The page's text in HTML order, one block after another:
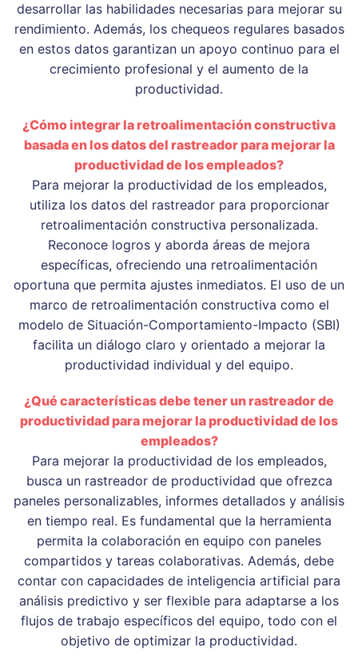
desarrollar las habilidades necesarias para mejorar su
rendimiento. Además, los chequeos regulares basados
en estos datos garantizan un apoyo continuo para el
crecimiento profesional y el aumento de la
productividad.
¿Cómo integrar la retroalimentación constructiva
basada en los datos del rastreador para mejorar la
productividad de los empleados?
Para mejorar la productividad de los empleados,
utiliza los datos del rastreador para proporcionar
retroalimentación constructiva personalizada.
Reconoce logros y aborda áreas de mejora
específicas, ofreciendo una retroalimentación
oportuna que permita ajustes inmediatos. El uso de un
marco de retroalimentación constructiva como el
modelo de Situación-Comportamiento-Impacto (SBI)
facilita un diálogo claro y orientado a mejorar la
productividad individual y del equipo.
¿Qué características debe tener un rastreador de
productividad para mejorar la productividad de los
empleados?
Para mejorar la productividad de los empleados,
busca un rastreador de productividad que ofrezca
paneles personalizables, informes detallados y análisis
en tiempo real. Es fundamental que la herramienta
permita la colaboración en equipo con paneles
compartidos y tareas colaborativas. Además, debe
contar con capacidades de inteligencia artificial para
análisis predictivo y ser flexible para adaptarse a los
flujos de trabajo específicos del equipo, todo con el
objetivo de optimizar la productividad.